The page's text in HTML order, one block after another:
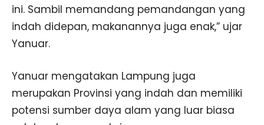
ini. Sambil memandang pemandangan yang
indah didepan, makanannya juga enak,” ujar
Yanuar.
Yanuar mengatakan Lampung juga
merupakan Provinsi yang indah dan memiliki
potensi sumber daya alam yang luar biasa